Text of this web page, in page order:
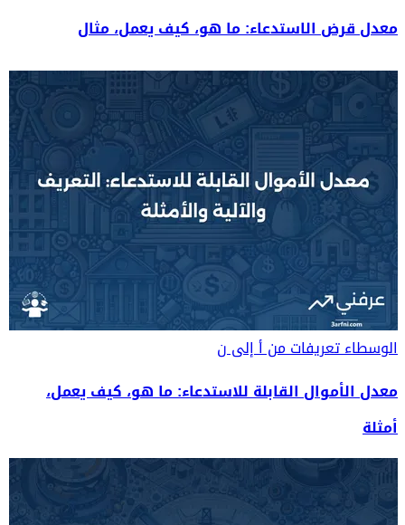
معدل قرض الاستدعاء: ما هو، كيف يعمل، مثال
الوسطاءتعريفات من أ إلى ن
معدل الأموال القابلة للاستدعاء: ما هو، كيف يعمل،
أمثلة